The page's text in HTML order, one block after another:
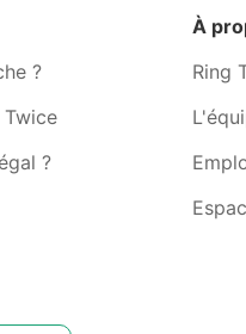
?
Twice
?
À
Ring